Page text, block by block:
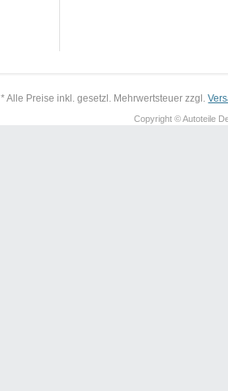
* Alle Preise inkl. gesetzl. Mehrwertsteuer zzgl.
Copyright © Autoteile